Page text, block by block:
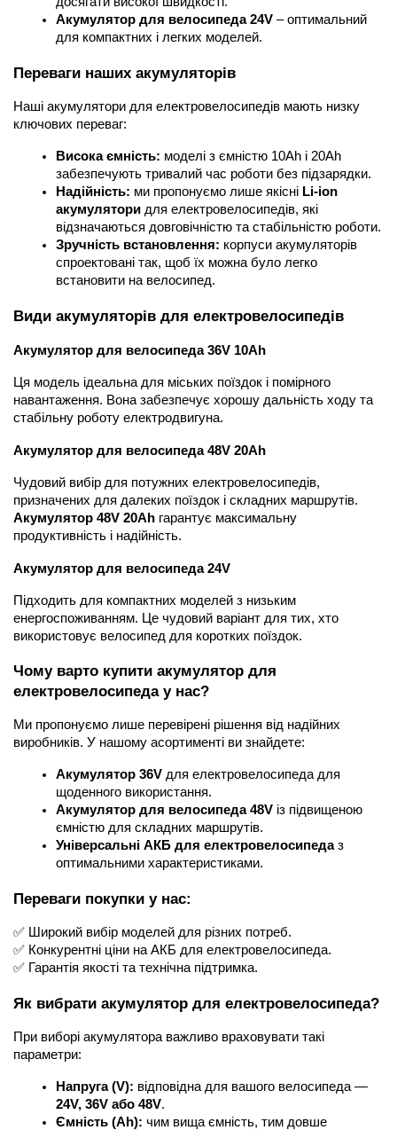
Акумулятор для велосипеда 24V – оптимальний
для компактних і легких моделей.
Переваги наших акумуляторів
Наші акумулятори для електровелосипедів мають низку
ключових переваг:
Висока ємність: моделі з ємністю 10Ah і 20Ah
забезпечують тривалий час роботи без підзарядки.
Надійність: ми пропонуємо лише якісні Li-ion
акумулятори для електровелосипедів, які
відзначаються довговічністю та стабільністю роботи.
Зручність встановлення: корпуси акумуляторів
спроектовані так, щоб їх можна було легко
встановити на велосипед.
Види акумуляторів для електровелосипедів
Акумулятор для велосипеда 36V 10Ah
Ця модель ідеальна для міських поїздок і помірного
навантаження. Вона забезпечує хорошу дальність ходу та
стабільну роботу електродвигуна.
Акумулятор для велосипеда 48V 20Ah
Чудовий вибір для потужних електровелосипедів,
Акумулятор 48V 20Ah гарантує максимальну
продуктивність і надійність.
Акумулятор для велосипеда 24V
Підходить для компактних моделей з низьким
енергоспоживанням. Це чудовий варіант для тих, хто
використовує велосипед для коротких поїздок.
Чому варто купити акумулятор для
електровелосипеда у нас?
Ми пропонуємо лише перевірені рішення від надійних
виробників. У нашому асортименті ви знайдете:
Акумулятор 36V для електровелосипеда для
щоденного використання.
Акумулятор для велосипеда 48V із підвищеною
ємністю для складних маршрутів.
Універсальні АКБ для електровелосипеда з
оптимальними характеристиками.
Переваги покупки у нас:
✅ Широкий вибір моделей для різних потреб.
✅ Конкурентні ціни на АКБ для електровелосипеда.
✅ Гарантія якості та технічна підтримка.
Як вибрати акумулятор для електровелосипеда?
При виборі акумулятора важливо враховувати такі
параметри:
Напруга (V):
24V, 36V або 48V.
Ємність (Ah): чим вища ємність, тим довше